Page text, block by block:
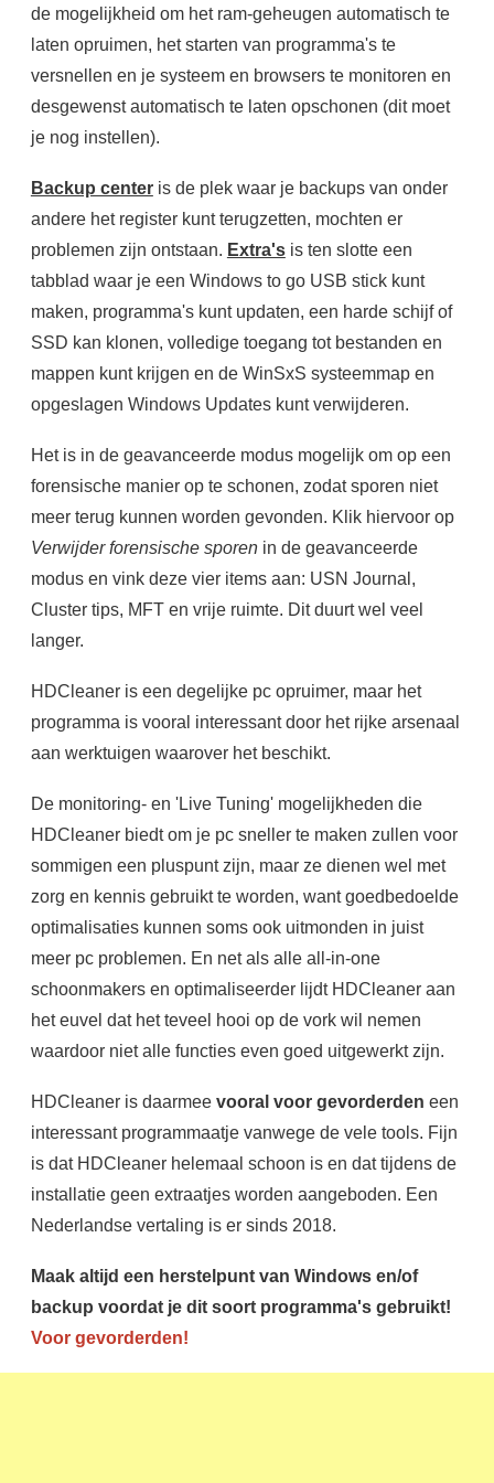
de mogelijkheid om het ram-geheugen automatisch te
laten opruimen, het starten van programma's te
versnellen en je systeem en browsers te monitoren en
desgewenst automatisch te laten opschonen (dit moet
je nog instellen).
Backup centeris de plek waar je backups van onder
andere het register kunt terugzetten, mochten er
problemen zijn ontstaan. Extra'sis ten slotte een
tabblad waar je een Windows to go USB stick kunt
maken, programma's kunt updaten, een harde schijf of
SSD kan klonen, volledige toegang tot bestanden en
mappen kunt krijgen en de WinSxS systeemmap en
opgeslagen Windows Updates kunt verwijderen.
Het is in de geavanceerde modus mogelijk om op een
forensische manier op te schonen, zodat sporen niet
meer terug kunnen worden gevonden. Klik hiervoor op
Verwijder forensische sporenin de geavanceerde
modus en vink deze vier items aan: USN Journal,
Cluster tips, MFT en vrije ruimte. Dit duurt wel veel
langer.
HDCleaner is een degelijke pc opruimer, maar het
programma is vooral interessant door het rijke arsenaal
aan werktuigen waarover het beschikt.
De monitoring- en 'Live Tuning' mogelijkheden die
HDCleaner biedt om je pc sneller te maken zullen voor
sommigen een pluspunt zijn, maar ze dienen wel met
zorg en kennis gebruikt te worden, want goedbedoelde
optimalisaties kunnen soms ook uitmonden in juist
meer pc problemen. En net als alle all-in-one
schoonmakers en optimaliseerder lijdt HDCleaner aan
het euvel dat het teveel hooi op de vork wil nemen
waardoor niet alle functies even goed uitgewerkt zijn.
HDCleaner is daarmee vooral voor gevorderden een
interessant programmaatje vanwege de vele tools. Fijn
is dat HDCleaner helemaal schoon is en dat tijdens de
installatie geen extraatjes worden aangeboden. Een
Nederlandse vertaling is er sinds 2018.
Maak altijd een herstelpunt van Windows en/of
backup voordat je dit soort programma's gebruikt!
Voor gevorderden!